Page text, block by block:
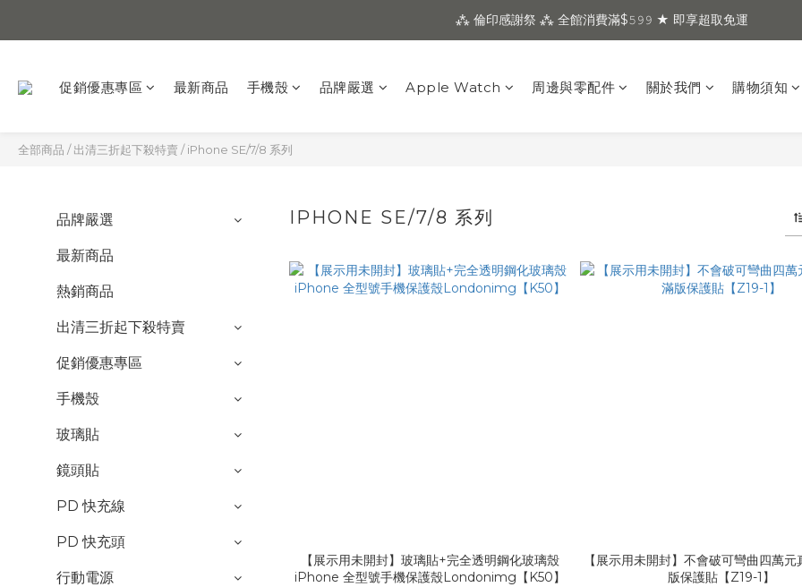
⁂ 倫印感謝祭 ⁂ 全館消費滿$𝟻𝟿𝟿 ★ 即享超取免運
促銷優惠專區 最新商品 手機殼 品牌嚴選 Apple Watch 周邊與零配件 關於我們 購物須知
全部商品 /出清三折起下殺特賣 /iPhone SE/7/8 系列
品牌嚴選
最新商品
熱銷商品
出清三折起下殺特賣
促銷優惠專區
手機殼
玻璃貼
鏡頭貼
PD 快充線
PD 快充頭
行動電源
IPHONE SE/7/8 系列
【展示用未開封】玻璃貼+完全透明鋼化玻璃殼
iPhone 全型號手機保護殼Londonimg【K50】
【展示用未開封】不會破可彎曲四萬
版保護貼【Z19-1】